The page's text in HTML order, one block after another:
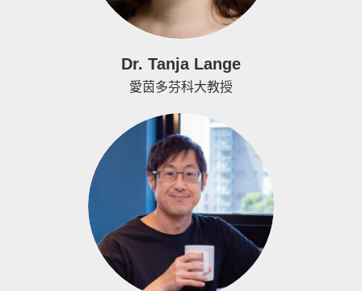
Dr. Tanja Lange
愛茵多芬科大教授